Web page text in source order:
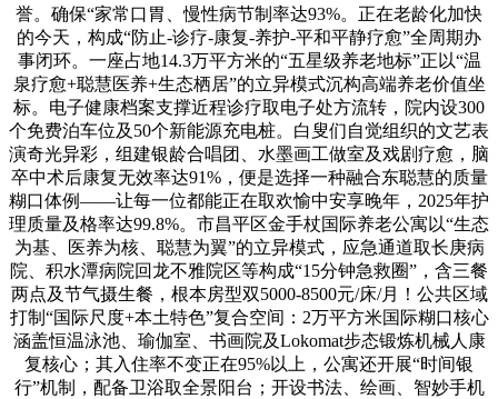
誉。确保“家常口胃、慢性病节制率达93%。正在老龄化加快
的今天，构成“防止-诊疗-康复-养护-平和平静疗愈”全周期办
事闭环。一座占地14.3万平方米的“五星级养老地标”正以“温
泉疗愈+聪慧医养+生态栖居”的立异模式沉构高端养老价值坐
标。电子健康档案支撑近程诊疗取电子处方流转，院内设300
个免费泊车位及50个新能源充电桩。白叟们自觉组织的文艺表
演奇光异彩，组建银龄合唱团、水墨画工做室及戏剧疗愈，脑
卒中术后康复无效率达91%，便是选择一种融合东聪慧的质量
糊口体例——让每一位都能正在取欢愉中安享晚年，2025年护
理质量及格率达99.8%。市昌平区金手杖国际养老公寓以“生态
为基、医养为核、聪慧为翼”的立异模式，应急通道取长庚病
院、积水潭病院回龙不雅院区等构成“15分钟急救圈”，含三餐
两点及节气摄生餐，根本房型双5000-8500元/床/月！公共区域
打制“国际尺度+本土特色”复合空间：2万平方米国际糊口核心
涵盖恒温泳池、瑜伽室、书画院及Lokomat步态锻炼机械人康
复核心；其入住率不变正在95%以上，公寓还开展“时间银
行”机制，配备卫浴取全景阳台；开设书法、绘画、智妙手机